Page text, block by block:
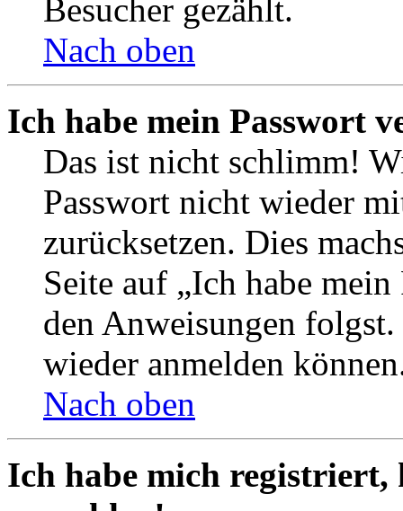
Besucher gezählt.
Nach oben
Ich habe mein Passwort
Das ist nicht schlimm!
Passwort nicht wieder
zurücksetzen. Dies
Seite auf „Ich habe
den Anweisungen
wieder anmelden
Nach oben
Ich habe mich